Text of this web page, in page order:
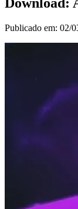
Publicado em: 02/